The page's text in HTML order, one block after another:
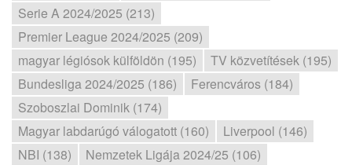
Serie A 2024/2025 (213)
Premier League 2024/2025 (209)
magyar légiósok külföldön (195)
TV közvetítések (195)
Bundesliga 2024/2025 (186)
Ferencváros (184)
Szoboszlai Dominik (174)
Magyar labdarúgó válogatott (160)
Liverpool (146)
NBI (138)
Nemzetek Ligája 2024/25 (106)